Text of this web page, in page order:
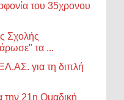
του 35χρονου
Σχολής
τα ...
για τη διπλή
την 21η Ομαδική